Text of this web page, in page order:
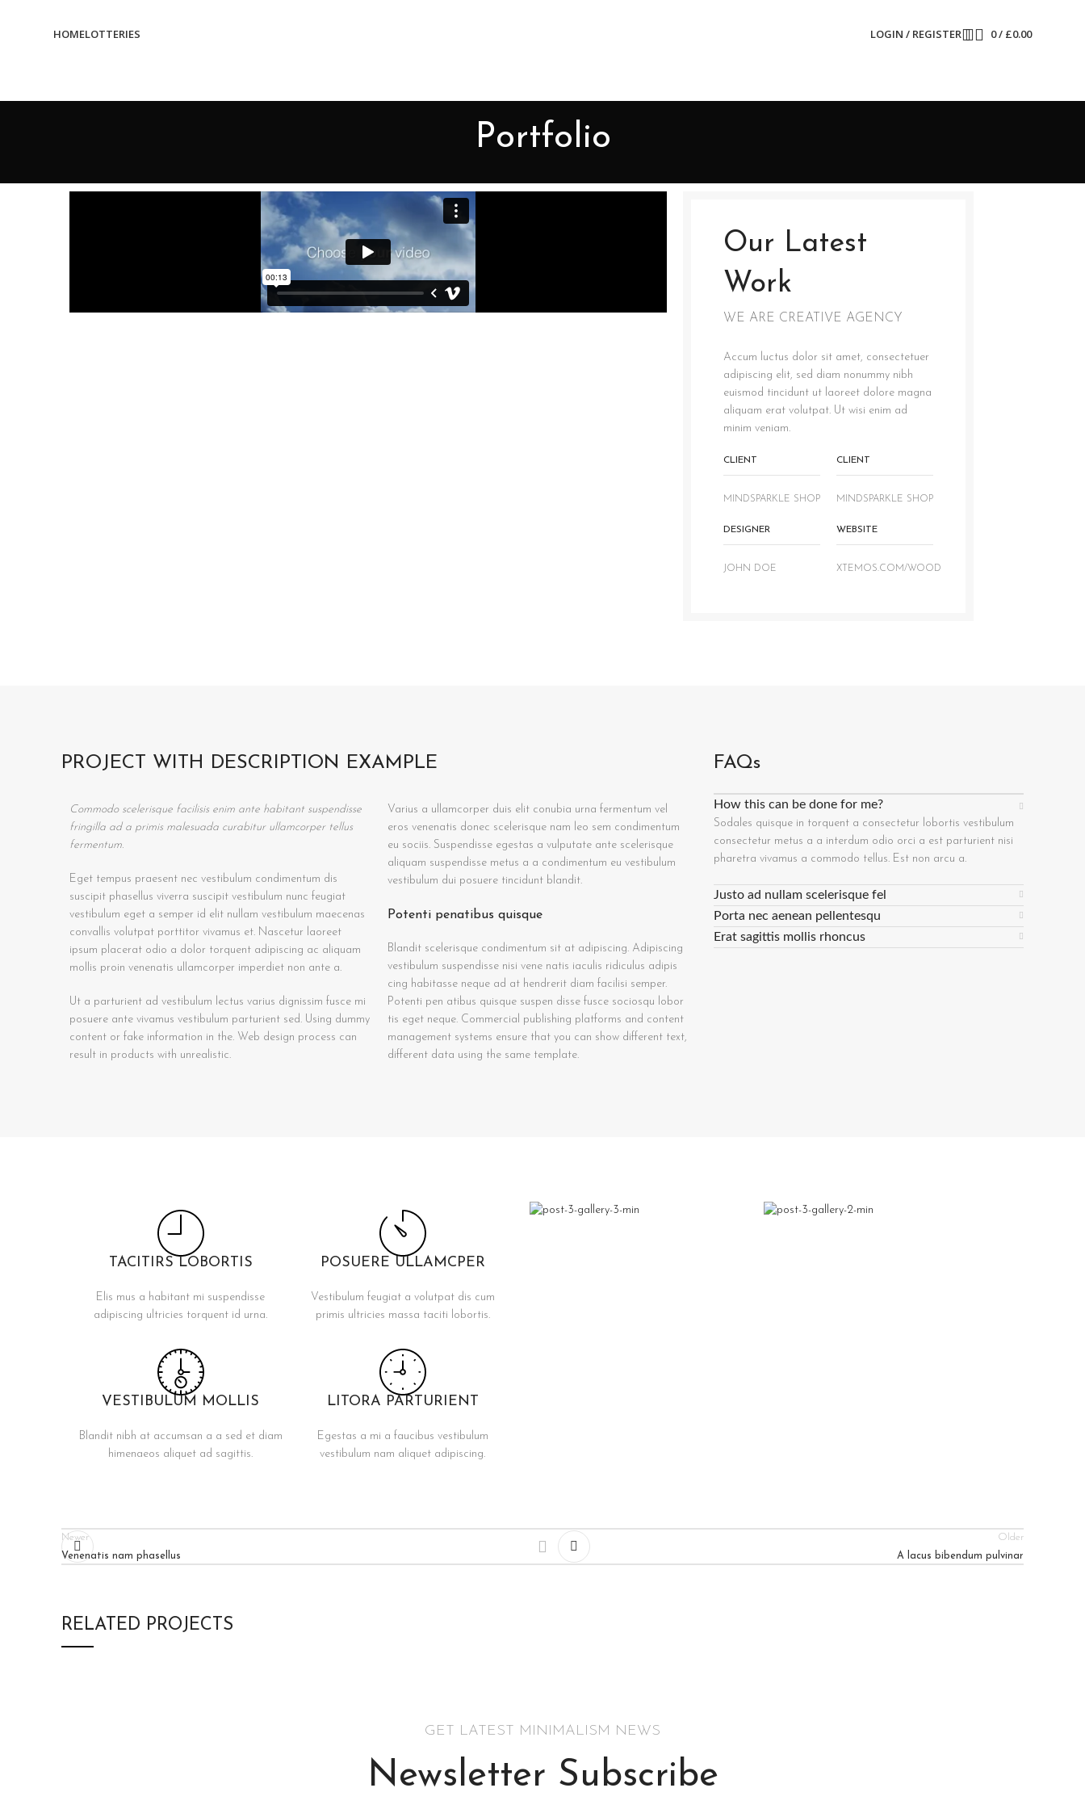
HOMELOTTERIES LOGIN / REGISTER 0/ £0.00
Portfolio
Our Latest
Work
WE ARE CREATIVE AGENCY
Accum luctus dolor sit amet, consectetuer
adipiscing elit, sed diam nonummy nibh
euismod tincidunt ut laoreet dolore magna
aliquam erat volutpat. Ut wisi enim ad
minim veniam.
CLIENT
MINDSPARKLE SHOP
CLIENT
MINDSPARKLE SHOP
DESIGNER
JOHN DOE
WEBSITE
XTEMOS.COM/WOOD
PROJECT WITH DESCRIPTION EXAMPLE
Commodo scelerisque facilisis enim ante habitant suspendisse
fringilla ad a primis malesuada curabitur ullamcorper tellus
fermentum.
Eget tempus praesent nec vestibulum condimentum dis
suscipit phasellus viverra suscipit vestibulum nunc feugiat
vestibulum eget a semper id elit nullam vestibulum maecenas
convallis volutpat porttitor vivamus et. Nascetur laoreet
ipsum placerat odio a dolor torquent adipiscing ac aliquam
mollis proin venenatis ullamcorper imperdiet non ante a.
Ut a parturient ad vestibulum lectus varius dignissim fusce mi
posuere ante vivamus vestibulum parturient sed. Using dummy
content or fake information in the. Web design process can
result in products with unrealistic.
Varius a ullamcorper duis elit conubia urna fermentum vel
eros venenatis donec scelerisque nam leo sem condimentum
eu sociis. Suspendisse egestas a vulputate ante scelerisque
aliquam suspendisse metus a a condimentum eu vestibulum
vestibulum dui posuere tincidunt blandit.
Potenti penatibus quisque
Blandit scelerisque condimentum sit at adipiscing. Adipiscing
vestibulum suspendisse nisi vene natis iaculis ridiculus adipis
cing habitasse neque ad at hendrerit diam facilisi semper.
Potenti pen atibus quisque suspen disse fusce sociosqu lobor
tis eget neque. Commercial publishing platforms and content
management systems ensure that you can show different text,
different data using the same template.
FAQs
How this can be done for me?
Sodales quisque in torquent a consectetur lobortis vestibulum
consectetur metus a a interdum odio orci a est parturient nisi
pharetra vivamus a commodo tellus. Est non arcu a.
Justo ad nullam scelerisque fel
Porta nec aenean pellentesqu
Erat sagittis mollis rhoncus
TACITIRS LOBORTIS
Elis mus a habitant mi suspendisse
adipiscing ultricies torquent id urna.
VESTIBULUM MOLLIS
Blandit nibh at accumsan a a sed et diam
himenaeos aliquet ad sagittis.
POSUERE ULLAMCPER
Vestibulum feugiat a volutpat dis cum
primis ultricies massa taciti lobortis.
LITORA PARTURIENT
Egestas a mi a faucibus vestibulum
vestibulum nam aliquet adipiscing.
Newer
Venenatis nam phasellus
Older
A lacus bibendum pulvinar
RELATED PROJECTS
GET LATEST MINIMALISM NEWS
Newsletter Subscribe